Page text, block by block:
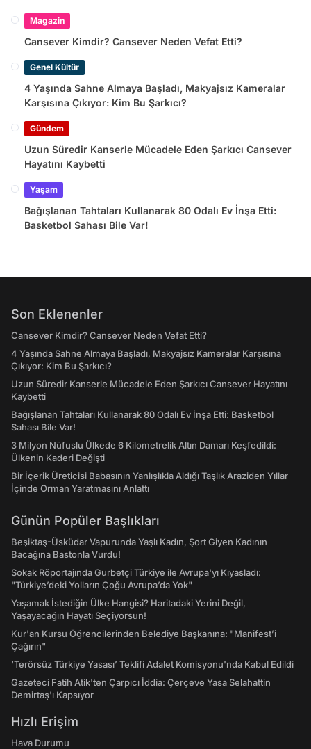
Magazin
Cansever Kimdir? Cansever Neden Vefat Etti?
Genel Kültür
4 Yaşında Sahne Almaya Başladı, Makyajsız Kameralar
Karşısına Çıkıyor: Kim Bu Şarkıcı?
Gündem
Uzun Süredir Kanserle Mücadele Eden Şarkıcı Cansever
Hayatını Kaybetti
Yaşam
Bağışlanan Tahtaları Kullanarak 80 Odalı Ev İnşa Etti:
Basketbol Sahası Bile Var!
Son Eklenenler
Cansever Kimdir? Cansever Neden Vefat Etti?
4 Yaşında Sahne Almaya Başladı, Makyajsız Kameralar Karşısına
Çıkıyor: Kim Bu Şarkıcı?
Uzun Süredir Kanserle Mücadele Eden Şarkıcı Cansever Hayatını
Kaybetti
Bağışlanan Tahtaları Kullanarak 80 Odalı Ev İnşa Etti: Basketbol
Sahası Bile Var!
3 Milyon Nüfuslu Ülkede 6 Kilometrelik Altın Damarı Keşfedildi:
Ülkenin Kaderi Değişti
Bir İçerik Üreticisi Babasının Yanlışlıkla Aldığı Taşlık Araziden Yıllar
İçinde Orman Yaratmasını Anlattı
Günün Popüler Başlıkları
Beşiktaş-Üsküdar Vapurunda Yaşlı Kadın, Şort Giyen Kadının
Bacağına Bastonla Vurdu!
Sokak Röportajında Gurbetçi Türkiye ile Avrupa'yı Kıyasladı:
"Türkiye’deki Yolların Çoğu Avrupa’da Yok"
Yaşamak İstediğin Ülke Hangisi? Haritadaki Yerini Değil,
Yaşayacağın Hayatı Seçiyorsun!
Kur'an Kursu Öğrencilerinden Belediye Başkanına: "Manifest’i
Çağırın"
‘Terörsüz Türkiye Yasası’ Teklifi Adalet Komisyonu'nda Kabul Edildi
Gazeteci Fatih Atik'ten Çarpıcı İddia: Çerçeve Yasa Selahattin
Demirtaş'ı Kapsıyor
Hızlı Erişim
Hava Durumu